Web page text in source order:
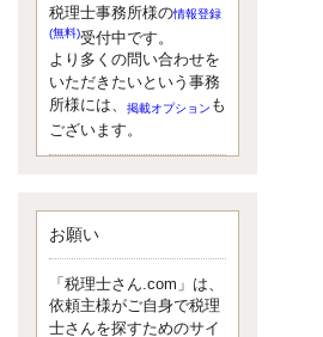
けることおおくなりました。受験申
し込み受け付け開始になるからです
ね。勉強したが、中途半端なので、
受験が無駄に思っている人もいるよ
うです。まず、私ならダメと思う前
に、全力で勝負してみたいです！
更新:2017年5月1日(神奈川県藤沢市)
---------------------
イクメン税理士による税金ブ
ログです。
なくて七クセ 目は口ほどにモノを言
う 色んなことわざがありますが、無
意識に出ている身体のサイン。 心理
学では、ちゃんと意味があるようで
税理士事務所様の情報登録
(無料)受付中です。
より多くの問い合わせを
いただきたいという事務
所様には、
掲載オプション も
ございます。
お願い
「税理士さん.com」は、
依頼主様がご自身で税理
士さんを探すためのサイ